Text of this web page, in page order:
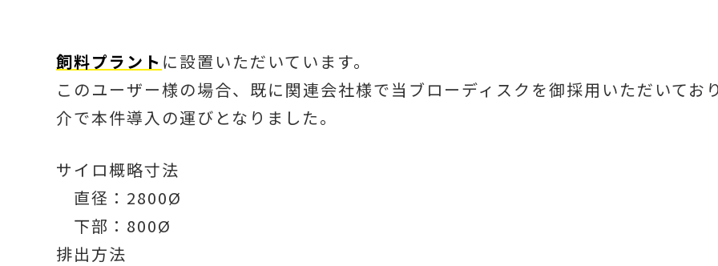
飼料プラント に設置いただいています。
このユーザー様の場合、既に関連会社様で当ブローディスクを御採用いただいてお
介で本件導入の運びとなりました。
サイロ概略寸法
直径：2800Ø
下部：800Ø
排出方法